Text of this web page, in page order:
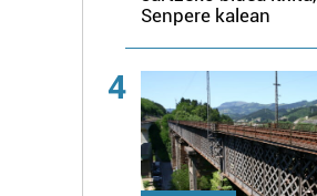
Senpere kalean
4